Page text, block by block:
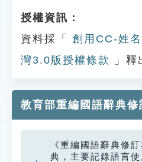
授權資訊：
資料採「
創用CC-姓
灣3.0版授權條款
」釋
教育部重編國語辭典修
《重編國語辭典修
典，主要記錄語言